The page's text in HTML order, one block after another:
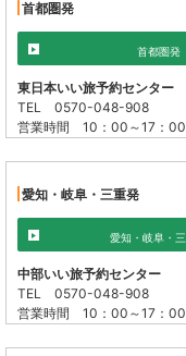
首都圏発
首都圏発
東日本いい旅予約センター
TEL 0570-048-908
営業時間 10：00～17：00
愛知・岐阜・三重発
愛知・岐阜・
中部いい旅予約センター
TEL 0570-048-908
営業時間 10：00～17：00